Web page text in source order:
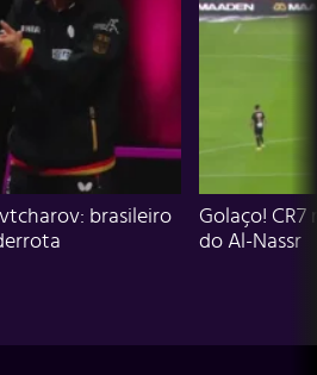
brasileiro
Golaço!
do Al-Nassr